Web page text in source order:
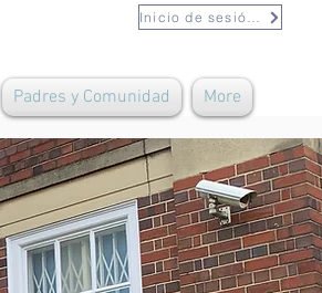
Inicio de sesión del personal
Padres y Comunidad More